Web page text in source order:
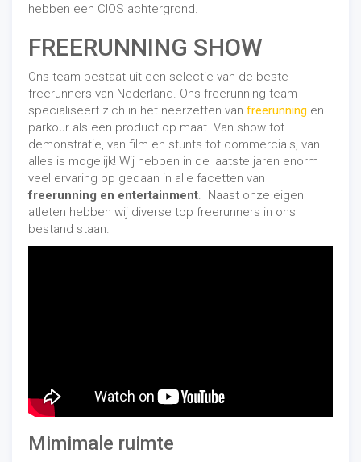
hebben een CIOS achtergrond.
FREERUNNING SHOW
Ons team bestaat uit een selectie van de beste
freerunners van Nederland. Ons freerunning team
specialiseert zich in het neerzetten van freerunning en
parkour als een product op maat. Van show tot
demonstratie, van film en stunts tot commercials, van
alles is mogelijk! Wij hebben in de laatste jaren enorm
veel ervaring op gedaan in alle facetten van
freerunning en entertainment . Naast onze eigen
atleten hebben wij diverse top freerunners in ons
bestand staan.
Mimimale ruimte